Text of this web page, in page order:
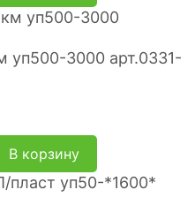
3000 арт.0331-
В корзину